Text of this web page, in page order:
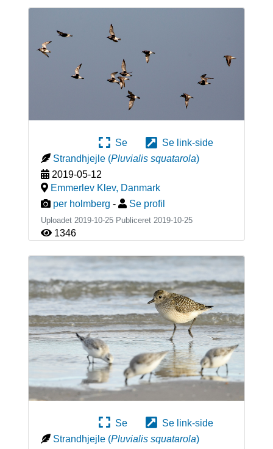
Se
Se link-side
Strandhjejle (Pluvialis squatarola)
2019-05-12
Emmerlev Klev, Danmark
per holmberg - Se profil
Uploadet 2019-10-25 Publiceret 2019-10-25
1346
Se
Se link-side
Strandhjejle (Pluvialis squatarola)